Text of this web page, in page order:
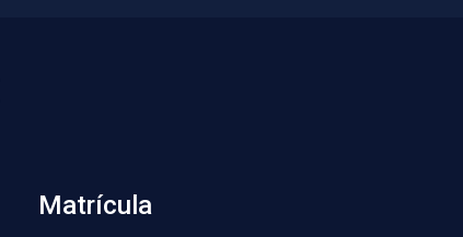
Matrícula